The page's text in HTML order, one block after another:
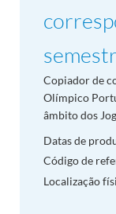
Copiador de
Olímpico
âmbito dos
Datas de
Código de
Localização